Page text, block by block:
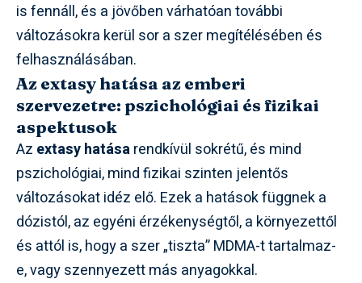
is fennáll, és a jövőben várhatóan további
változásokra kerül sor a szer megítélésében és
felhasználásában.
Az extasy hatása az emberi
szervezetre: pszichológiai és fizikai
aspektusok
Az extasy hatásarendkívül sokrétű, és mind
pszichológiai, mind fizikai szinten jelentős
változásokat idéz elő. Ezek a hatások függnek a
dózistól, az egyéni érzékenységtől, a környezettől
és attól is, hogy a szer „tiszta” MDMA-t tartalmaz-
e, vagy szennyezett más anyagokkal.